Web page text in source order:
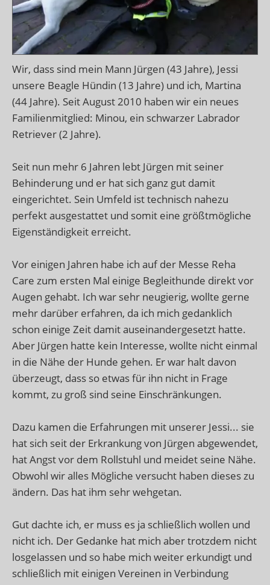
Wir, dass sind mein Mann Jürgen (43 Jahre), Jessi
unsere Beagle Hündin (13 Jahre) und ich, Martina
(44 Jahre). Seit August 2010 haben wir ein neues
Familienmitglied: Minou, ein schwarzer Labrador
Retriever (2 Jahre).
Seit nun mehr 6 Jahren lebt Jürgen mit seiner
Behinderung und er hat sich ganz gut damit
eingerichtet. Sein Umfeld ist technisch nahezu
perfekt ausgestattet und somit eine größtmögliche
Eigenständigkeit erreicht.
Vor einigen Jahren habe ich auf der Messe Reha
Care zum ersten Mal einige Begleithunde direkt vor
Augen gehabt. Ich war sehr neugierig, wollte gerne
mehr darüber erfahren, da ich mich gedanklich
schon einige Zeit damit auseinandergesetzt hatte.
Aber Jürgen hatte kein Interesse, wollte nicht einmal
in die Nähe der Hunde gehen. Er war halt davon
überzeugt, dass so etwas für ihn nicht in Frage
kommt, zu groß sind seine Einschränkungen.
Dazu kamen die Erfahrungen mit unserer Jessi... sie
hat sich seit der Erkrankung von Jürgen abgewendet,
hat Angst vor dem Rollstuhl und meidet seine Nähe.
Obwohl wir alles Mögliche versucht haben dieses zu
ändern. Das hat ihm sehr wehgetan.
Gut dachte ich, er muss es ja schließlich wollen und
nicht ich. Der Gedanke hat mich aber trotzdem nicht
losgelassen und so habe mich weiter erkundigt und
schließlich mit einigen Vereinen in Verbindung